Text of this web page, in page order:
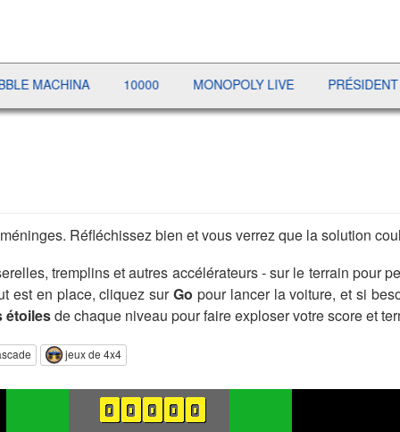
10000 MONOPOLY LIVE PRÉSIDENT
Réfléchissez bien et vous verrez que la solution
tremplins et autres accélérateurs - sur le terrain pour
est en place, cliquez surGo pour lancer la voiture, et si
étoilesde chaque niveau pour faire exploser votre score et
jeux de 4x4